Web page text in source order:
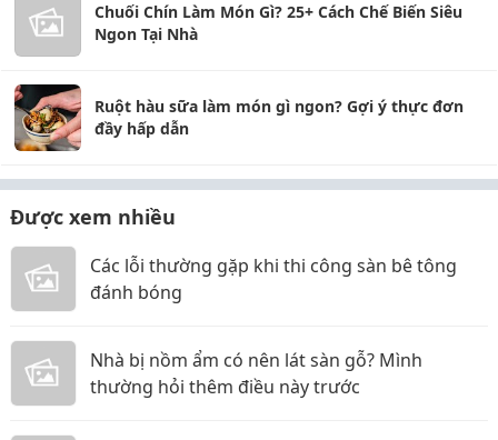
Chuối Chín Làm Món Gì? 25+ Cách Chế Biến Siêu
Ngon Tại Nhà
Ruột hàu sữa làm món gì ngon? Gợi ý thực đơn
đầy hấp dẫn
Được xem nhiều
Các lỗi thường gặp khi thi công sàn bê tông
đánh bóng
Nhà bị nồm ẩm có nên lát sàn gỗ? Mình
thường hỏi thêm điều này trước